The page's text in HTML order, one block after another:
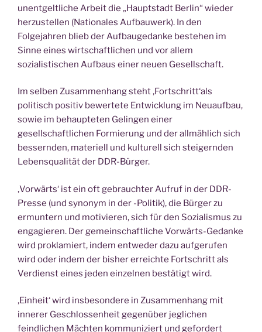
unentgeltliche Arbeit die „Hauptstadt Berlin“ wieder
herzustellen (Nationales Aufbauwerk). In den
Folgejahren blieb der Aufbaugedanke bestehen im
Sinne eines wirtschaftlichen und vor allem
sozialistischen Aufbaus einer neuen Gesellschaft.
Im selben Zusammenhang steht ‚Fortschritt‘als
politisch positiv bewertete Entwicklung im Neuaufbau,
sowie im behaupteten Gelingen einer
gesellschaftlichen Formierung und der allmählich sich
bessernden, materiell und kulturell sich steigernden
Lebensqualität der DDR-Bürger.
‚Vorwärts‘ ist ein oft gebrauchter Aufruf in der DDR-
Presse (und synonym in der -Politik), die Bürger zu
ermuntern und motivieren, sich für den Sozialismus zu
engagieren. Der gemeinschaftliche Vorwärts-Gedanke
wird proklamiert, indem entweder dazu aufgerufen
wird oder indem der bisher erreichte Fortschritt als
Verdienst eines jeden einzelnen bestätigt wird.
‚Einheit‘ wird insbesondere in Zusammenhang mit
innerer Geschlossenheit gegenüber jeglichen
feindlichen Mächten kommuniziert und gefordert